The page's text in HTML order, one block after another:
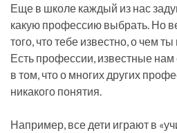
Еще в школе каждый из нас
какую профессию выбрать. Но
того, что тебе известно, о чем
Есть профессии, известные нам
в том, что о многих других
никакого понятия.
Например, все дети играют в